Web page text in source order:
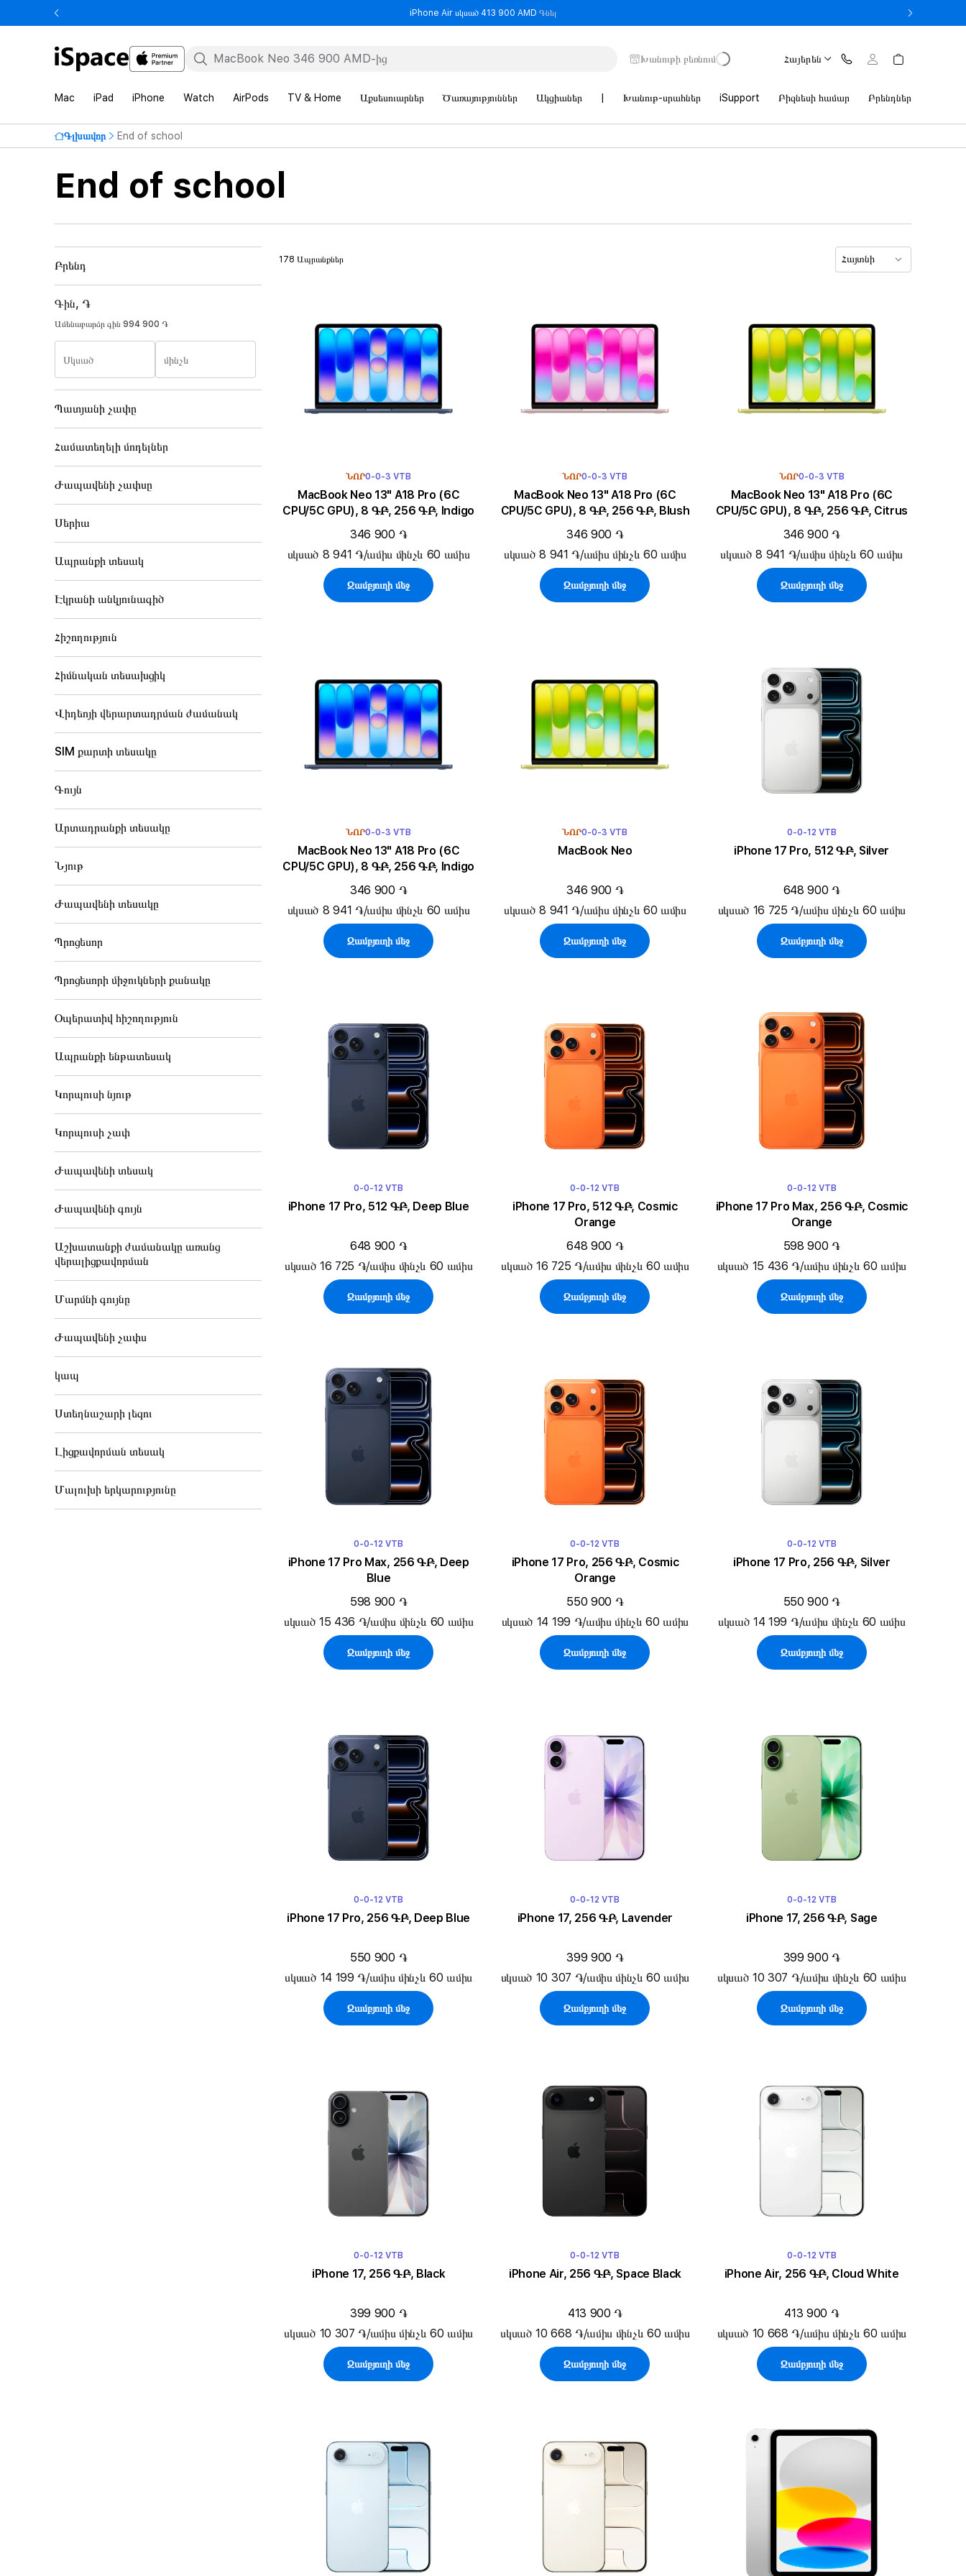
iPhone Air սկսած 413 900 AMD Գնել
Խանութի բեռնում Հայերեն
Mac iPad iPhone Watch AirPods TV & Home Աքսեսուարներ Ծառայություններ Ակցիաներ Խանութ-սրահներ iSupport Բիզնեսի համար Բրենդներ
Գլխավոր End of school
End of school
Բրենդ
Գին, ֏
Ամենաբարձր գին 994 900 ֏
Սկսած մինչև
Պատյանի չափը
Համատեղելի մոդելներ
Ժապավենի չափսը
Սերիա
Ապրանքի տեսակ
Էկրանի անկյունագիծ
Հիշողություն
Հիմնական տեսախցիկ
Վիդեոյի վերարտադրման ժամանակ
SIM քարտի տեսակը
Գույն
Արտադրանքի տեսակը
Նյութ
Ժապավենի տեսակը
Պրոցեսոր
Պրոցեսորի միջուկների քանակը
Օպերատիվ հիշողություն
Ապրանքի ենթատեսակ
Կորպուսի նյութ
Կորպուսի չափ
Ժապավենի տեսակ
Ժապավենի գույն
Աշխատանքի ժամանակը առանց
վերալիցքավորման
Մարմնի գույնը
Ժապավենի չափս
կապ
Ստեղնաշարի լեզու
Լիցքավորման տեսակ
Մալուխի երկարությունը
178 Ապրանքներ Հայտնի
ՆՈՐ0-0-3 VTB
MacBook Neo 13" A18 Pro (6C
CPU/5C GPU), 8 ԳԲ, 256 ԳԲ, Indigo
346 900 ֏
սկսած 8 941 ֏/ամիս մինչև 60 ամիս
Զամբյուղի մեջ
ՆՈՐ0-0-3 VTB
MacBook Neo 13" A18 Pro (6C
CPU/5C GPU), 8 ԳԲ, 256 ԳԲ, Blush
346 900 ֏
սկսած 8 941 ֏/ամիս մինչև 60 ամիս
Զամբյուղի մեջ
ՆՈՐ0-0-3 VTB
MacBook Neo 13" A18 Pro (6C
CPU/5C GPU), 8 ԳԲ, 256 ԳԲ, Citrus
346 900 ֏
սկսած 8 941 ֏/ամիս մինչև 60 ամիս
Զամբյուղի մեջ
ՆՈՐ0-0-3 VTB
MacBook Neo 13" A18 Pro (6C
CPU/5C GPU), 8 ԳԲ, 256 ԳԲ, Indigo
346 900 ֏
սկսած 8 941 ֏/ամիս մինչև 60 ամիս
Զամբյուղի մեջ
ՆՈՐ0-0-3 VTB
MacBook Neo
346 900 ֏
սկսած 8 941 ֏/ամիս մինչև 60 ամիս
Զամբյուղի մեջ
0-0-12 VTB
iPhone 17 Pro, 512 ԳԲ, Silver
648 900 ֏
սկսած 16 725 ֏/ամիս մինչև 60 ամիս
Զամբյուղի մեջ
0-0-12 VTB
iPhone 17 Pro, 512 ԳԲ, Deep Blue
648 900 ֏
սկսած 16 725 ֏/ամիս մինչև 60 ամիս
Զամբյուղի մեջ
0-0-12 VTB
iPhone 17 Pro, 512 ԳԲ, Cosmic
Orange
648 900 ֏
սկսած 16 725 ֏/ամիս մինչև 60 ամիս
Զամբյուղի մեջ
0-0-12 VTB
iPhone 17 Pro Max, 256 ԳԲ, Cosmic
Orange
598 900 ֏
սկսած 15 436 ֏/ամիս մինչև 60 ամիս
Զամբյուղի մեջ
0-0-12 VTB
iPhone 17 Pro Max, 256 ԳԲ, Deep
Blue
598 900 ֏
սկսած 15 436 ֏/ամիս մինչև 60 ամիս
Զամբյուղի մեջ
0-0-12 VTB
iPhone 17 Pro, 256 ԳԲ, Cosmic
Orange
550 900 ֏
սկսած 14 199 ֏/ամիս մինչև 60 ամիս
Զամբյուղի մեջ
0-0-12 VTB
iPhone 17 Pro, 256 ԳԲ, Silver
550 900 ֏
սկսած 14 199 ֏/ամիս մինչև 60 ամիս
Զամբյուղի մեջ
0-0-12 VTB
iPhone 17 Pro, 256 ԳԲ, Deep Blue
550 900 ֏
սկսած 14 199 ֏/ամիս մինչև 60 ամիս
Զամբյուղի մեջ
0-0-12 VTB
iPhone 17, 256 ԳԲ, Lavender
399 900 ֏
սկսած 10 307 ֏/ամիս մինչև 60 ամիս
Զամբյուղի մեջ
0-0-12 VTB
iPhone 17, 256 ԳԲ, Sage
399 900 ֏
սկսած 10 307 ֏/ամիս մինչև 60 ամիս
Զամբյուղի մեջ
0-0-12 VTB
iPhone 17, 256 ԳԲ, Black
399 900 ֏
սկսած 10 307 ֏/ամիս մինչև 60 ամիս
Զամբյուղի մեջ
0-0-12 VTB
iPhone Air, 256 ԳԲ, Space Black
413 900 ֏
սկսած 10 668 ֏/ամիս մինչև 60 ամիս
Զամբյուղի մեջ
0-0-12 VTB
iPhone Air, 256 ԳԲ, Cloud White
413 900 ֏
սկսած 10 668 ֏/ամիս մինչև 60 ամիս
Զամբյուղի մեջ